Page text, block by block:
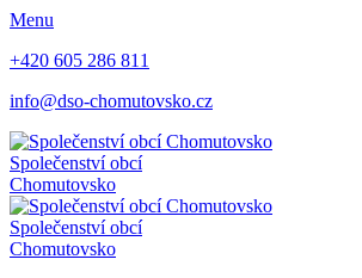
Menu
+420 605 286 811
info@dso-chomutovsko.cz
Společenství obcí
Chomutovsko
Společenství obcí
Chomutovsko